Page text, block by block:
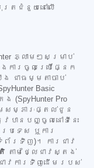
ត្រជំនួយនៅលើ
ភ្លាមៗសម្រាប់
ការចូលប្រើផ្នែក
ង ជាធម្មតាចាប់
Basic
(SpyHunter Pro
ាមសម្ភារៈផ្តល់ជូន
ានបញ្ចូលនៅទីនេះ
រទេស ឬការ
ទិញ)។ ការជាវ
តាមថ្លៃជាវស្តង់
ជាវការទិញដើមរបស់